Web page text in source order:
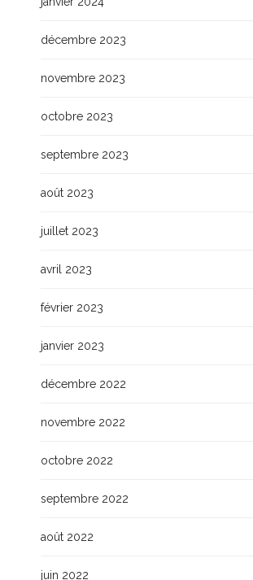
décembre 2023
novembre 2023
octobre 2023
septembre 2023
août 2023
juillet 2023
avril 2023
février 2023
janvier 2023
décembre 2022
novembre 2022
octobre 2022
septembre 2022
août 2022
juin 2022